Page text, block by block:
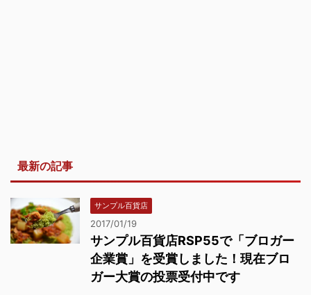
最新の記事
サンプル百貨店
2017/01/19
サンプル百貨店RSP55で「ブロガー
企業賞」を受賞しました！現在ブロ
ガー大賞の投票受付中です